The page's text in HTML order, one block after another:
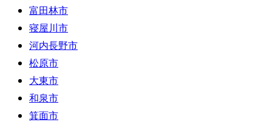
富田林市
寝屋川市
河内長野市
松原市
大東市
和泉市
箕面市